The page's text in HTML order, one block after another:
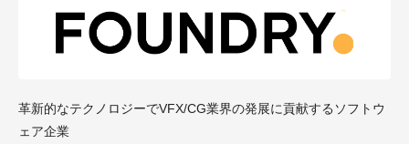
革新的なテクノロジーでVFX/CG業界の発展に貢献するソフトウ
ェア企業